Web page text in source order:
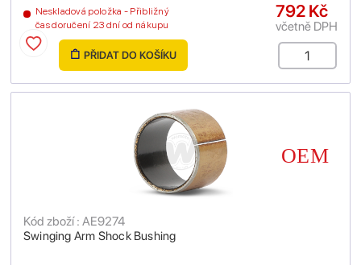
Neskladová položka - Přibližný
čas doručení 23 dní od nákupu
792 Kč
včetně DPH
PŘIDAT DO KOŠÍKU
Swinging Arm Shock Bushing
Kód zboží : AE9274